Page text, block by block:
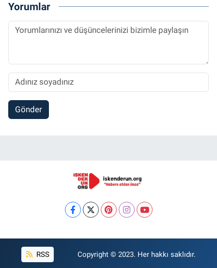
Yorumlar
Gönder
RSS Copyright © 2023. Her hakkı saklıdır.